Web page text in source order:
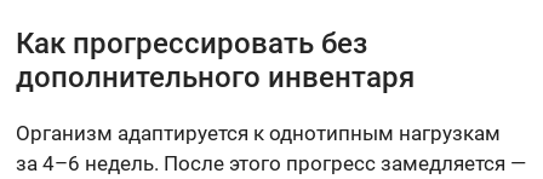
Как прогрессировать без
дополнительного инвентаря
Организм адаптируется к однотипным нагрузкам
за 4–6 недель. После этого прогресс замедляется —